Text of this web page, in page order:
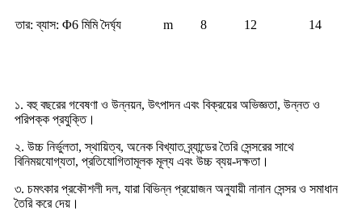
তার: ব্যাস: Φ6 মিমি দৈর্ঘ্য m 8 12 14
১. বহু বছরের গবেষণা ও উন্নয়ন, উৎপাদন এবং বিক্রয়ের অভিজ্ঞতা, উন্নত ও
পরিপক্ক প্রযুক্তি।
২. উচ্চ নির্ভুলতা, স্থায়িত্ব, অনেক বিখ্যাত ব্র্যান্ডের তৈরি সেন্সরের সাথে
বিনিময়যোগ্যতা, প্রতিযোগিতামূলক মূল্য এবং উচ্চ ব্যয়-দক্ষতা।
৩. চমৎকার প্রকৌশলী দল, যারা বিভিন্ন প্রয়োজন অনুযায়ী নানান সেন্সর ও সমাধান
তৈরি করে দেয়।